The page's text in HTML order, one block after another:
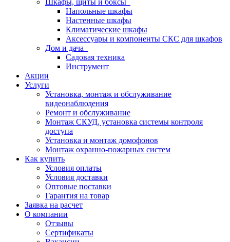
Шкафы, щиты и боксы
Напольные шкафы
Настенные шкафы
Климатические шкафы
Аксессуары и компоненты СКС для шкафов
Дом и дача
Садовая техника
Инструмент
Акции
Услуги
Установка, монтаж и обслуживание
видеонаблюдения
Ремонт и обслуживание
Монтаж СКУД, установка системы контроля
доступа
Установка и монтаж домофонов
Монтаж охранно-пожарных систем
Как купить
Условия оплаты
Условия доставки
Оптовые поставки
Гарантия на товар
Заявка на расчет
О компании
Отзывы
Сертификаты